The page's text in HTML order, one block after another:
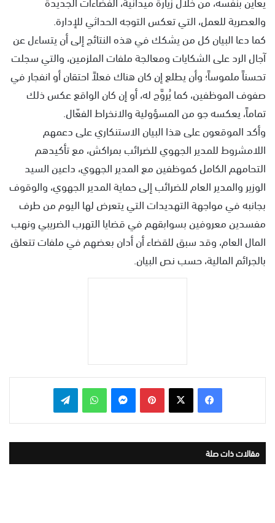
والعصرية للعمل، التي تعكس التوجه الحداثي للإدارة.
كما دعا البيان كل من يشكك في هذه النتائج إلى أن يتساءل عن
آجال الرد على الشكايات ومعالجة ملفات الملزمين، والتي سجلت
تحسناً ملموساً؛ وأن يطلع إن كان هناك فعلاً احتقان أو انفجار في
صفوف الموظفين، كما يُروَّج له، أو إن كان الواقع عكس ذلك
تماماً، يعكسه جو من المسؤولية والانخراط الفعّال.
وأكد الموقعون على هذا البيان الاستنكاري على دعمهم
اللامشروط للمدير الجهوي للضرائب بمراكش، مع تأكيدهم
التحامهم الكامل كموظفين مع المدير الجهوي، داعين السيد
الوزير والمدير العام للضرائب إلى حماية المدير الجهوي، والوقوف
بجانبه في مواجهة التهديدات التي يتعرض لها اليوم من طرف
مفسدين معروفين بسوابقهم في قضايا التهرب الضريبي ونهب
المال العام، وقد سبق للقضاء أن أدان بعضهم في ملفات تتعلق
بالجرائم المالية، حسب نص البيان.
بينتيريست واتساب
مقالات ذات صلة